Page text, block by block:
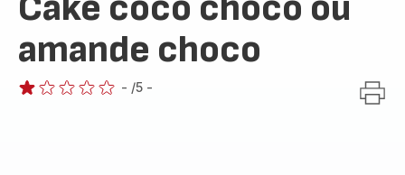
amande choco
- /5 -